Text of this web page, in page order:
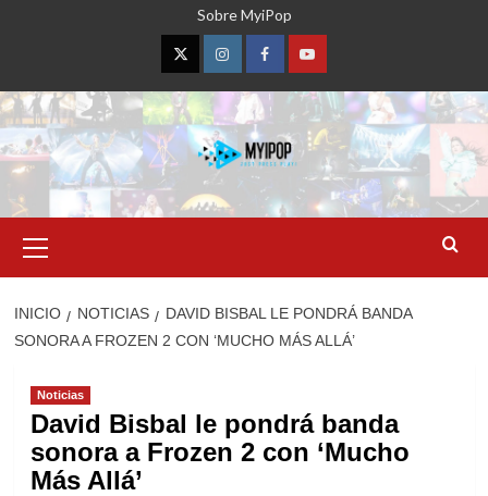
Sobre MyiPop
TwitterInstagramFacebookYouTube
primario
INICIO NOTICIAS
DAVID BISBAL LE PONDRÁ BANDA
SONORA A FROZEN 2 CON ‘MUCHO MÁS ALLÁ’
Noticias
David Bisbal le pondrá banda
sonora a Frozen 2 con ‘Mucho
Más Allá’